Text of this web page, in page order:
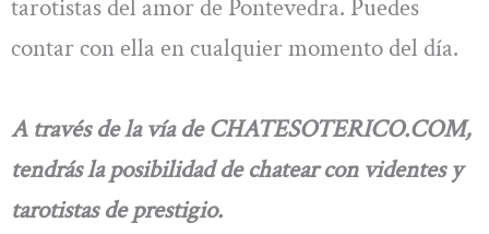
tarotistas del amor de Pontevedra. Puedes
contar con ella en cualquier momento del día.
A través de la vía de CHATESOTERICO.COM,
tendrás la posibilidad de chatear con videntes y
tarotistas de prestigio.